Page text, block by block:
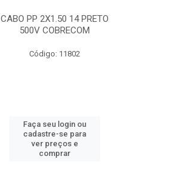
CABO PP 2X1.50 14 PRETO
500V COBRECOM
Código: 11802
Faça seu login ou
cadastre-se para
ver preços e
comprar